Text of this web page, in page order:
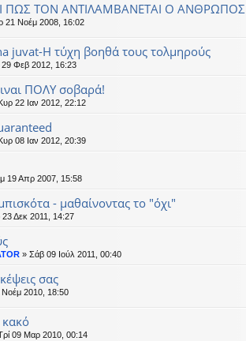
ΠΩΣ ΤΟΝ ΑΝΤΙΛΑΜΒΑΝΕΤΑΙ Ο ΑΝΘΡΩΠΟΣ
21 Νοέμ 2008, 16:02
juvat-Η τύχη βοηθά τους τολμηρούς
29 Φεβ 2012, 16:23
ΠΟΛΥ σοβαρά!
22 Ιαν 2012, 22:12
08 Ιαν 2012, 20:39
19 Απρ 2007, 15:58
- μαθαίνοντας το "όχι"
Δεκ 2011, 14:27
» Σάβ 09 Ιούλ 2011, 00:40
σας
Νοέμ 2010, 18:50
κακό
09 Μαρ 2010, 00:14